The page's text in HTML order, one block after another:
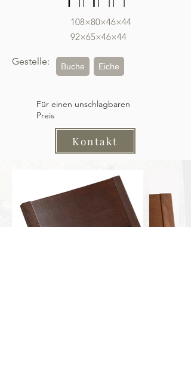
108×80×46×44
92×65×46×44
Gestelle: Buche Eiche
Für einen unschlagbaren
Preis
Kontakt